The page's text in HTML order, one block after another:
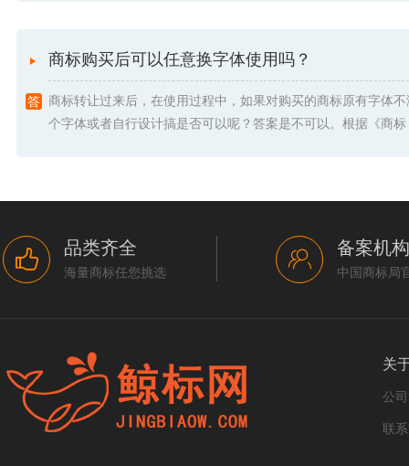
商标购买后可以任意换字体使用吗？
商标转让过来后，在使用过程中，如果对购买的商标原有字体
个字体或者自行设计搞是否可以呢？答案是不可以。根据《商
品类齐全
海量商标任您挑选
备案机构
中国商标局
关
公
联